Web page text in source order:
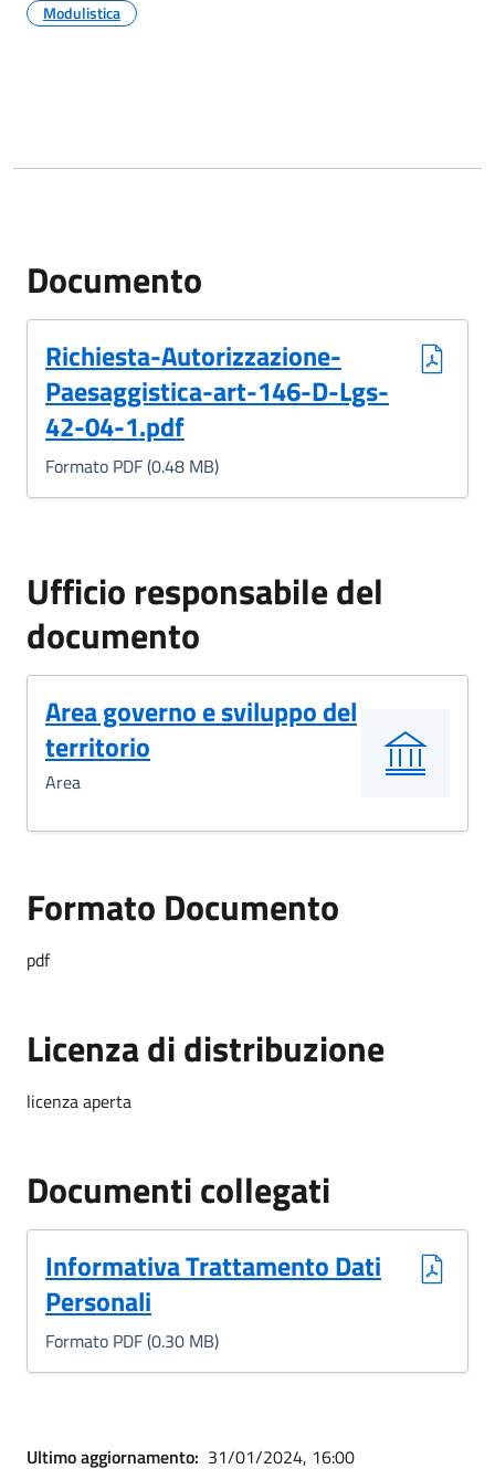
Modulistica
Documento
Richiesta-Autorizzazione-
Paesaggistica-art-146-D-Lgs-
42-04-1.pdf
(Formato PDF, 0.48 MB)
Formato PDF (0.48 MB)
Ufficio responsabile del
documento
Area governo e sviluppo del
territorio
Area
Formato Documento
pdf
Licenza di distribuzione
licenza aperta
Documenti collegati
Informativa Trattamento Dati
Personali
(Formato PDF, 0.30 MB)
Formato PDF (0.30 MB)
Ultimo aggiornamento: 31/01/2024, 16:00